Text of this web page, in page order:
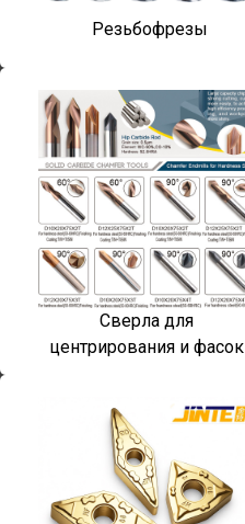
Резьбофрезы
Сверла для
центрирования и фасок